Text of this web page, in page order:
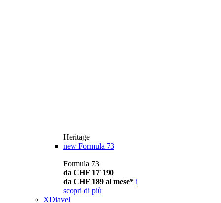
Heritage
new Formula 73
Formula 73
da CHF 17´190
da CHF 189 al mese* i
scopri di più
XDiavel